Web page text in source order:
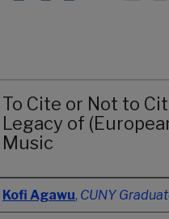
To Cite or Not to
Legacy of
Music
Authors
Kofi Agawu, CUNY